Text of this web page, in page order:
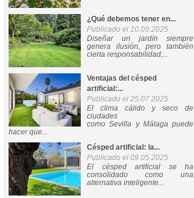
¿Qué debemos tener en...
Publicado el 10.09.2025
Diseñar un jardín siempre
genera ilusión, pero también
cierta responsabilidad,...
Ventajas del césped
artificial:...
Publicado el 25.07.2025
El clima cálido y seco de
ciudades
como Sevilla y Málaga puede
hacer que...
Césped artificial: la...
Publicado el 09.05.2025
El césped artificial se ha
consolidado como una
alternativa inteligente...